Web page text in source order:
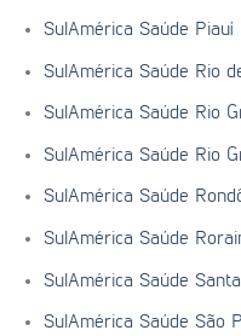
SulAmérica Saúde Piauí
SulAmérica Saúde Rio
SulAmérica Saúde Rio
SulAmérica Saúde Rio
SulAmérica Saúde
SulAmérica Saúde
SulAmérica Saúde
SulAmérica Saúde São